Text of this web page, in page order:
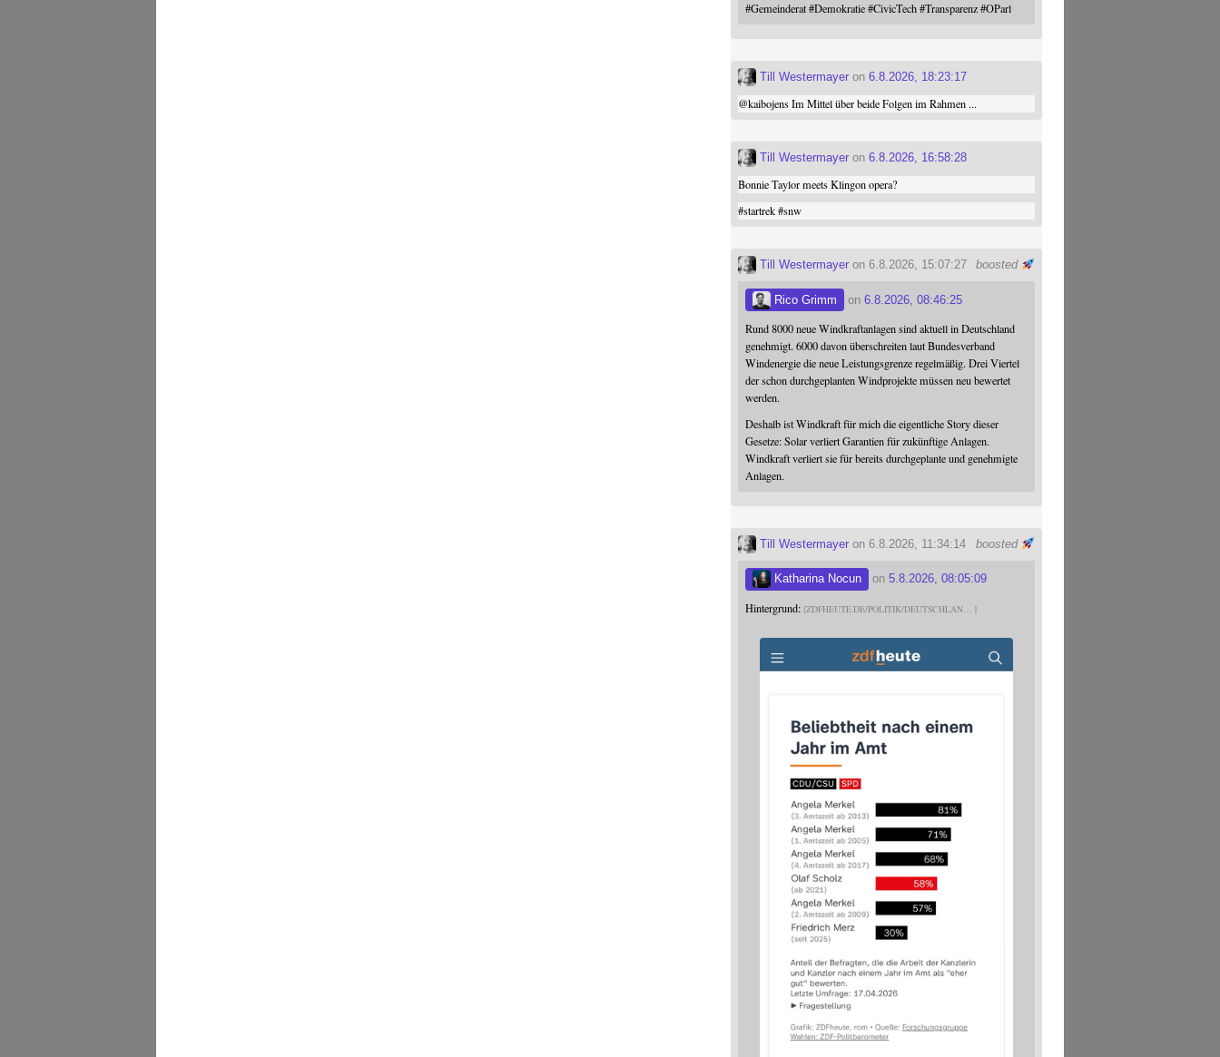
#Gemeinderat #Demokratie #CivicTech #Transparenz #OParl
Till Westermayer on6.8.2026, 18:23:17
@kaibojensIm Mittel über beide Folgen im Rahmen ...
Till Westermayer on6.8.2026, 16:58:28
Bonnie Taylor meets Klingon opera?
#startrek #snw
boosted
Till Westermayer on 6.8.2026, 15:07:27
Rico Grimm on6.8.2026, 08:46:25
Rund 8000 neue Windkraftanlagen sind aktuell in Deutschland
genehmigt. 6000 davon überschreiten laut Bundesverband
Windenergie die neue Leistungsgrenze regelmäßig. Drei Viertel
der schon durchgeplanten Windprojekte müssen neu bewertet
werden.
Deshalb ist Windkraft für mich die eigentliche Story dieser
Gesetze: Solar verliert Garantien für zukünftige Anlagen.
Windkraft verliert sie für bereits durchgeplante und genehmigte
Anlagen.
boosted
Till Westermayer on 6.8.2026, 11:34:14
Katharina Nocun on5.8.2026, 08:05:09
Hintergrund: ZDFHEUTE.DE/POLITIK/DEUTSCHLAN